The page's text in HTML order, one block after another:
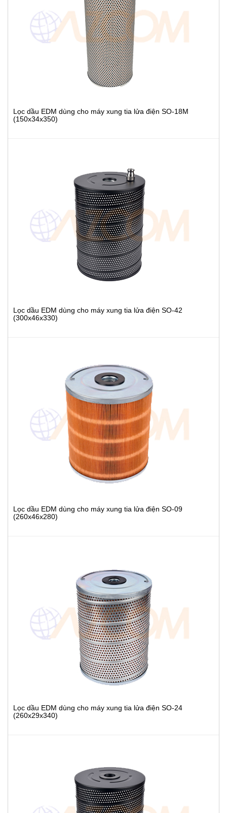
Lọc dầu EDM dùng cho máy xung tia lửa điện SO-18M
(150x34x350)
Lọc dầu EDM dùng cho máy xung tia lửa điện SO-42
(300x46x330)
Lọc dầu EDM dùng cho máy xung tia lửa điện SO-09
(260x46x280)
Lọc dầu EDM dùng cho máy xung tia lửa điện SO-24
(260x29x340)